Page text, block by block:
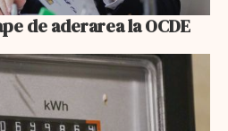
de aderarea la OCDE